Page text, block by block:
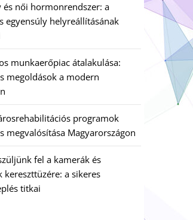
és női hormonrendszer: a
egyensúly helyreállításának
munkaerőpiac átalakulása:
megoldások a modern
programok
megvalósítása Magyarországon
fel a kamerák és
a sikeres
titkai